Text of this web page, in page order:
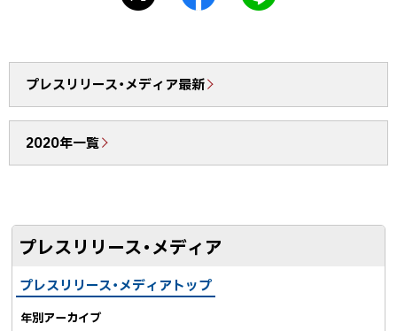
o
o
シ
送
る
プレスリリース・メディア最新
2020年一覧
プレスリリース・メディア
プレスリリース・メディアトップ
年別アーカイブ